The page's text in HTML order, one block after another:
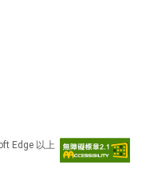
Edge 以上